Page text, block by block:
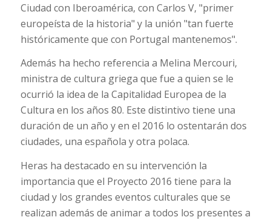
Ciudad con Iberoamérica, con Carlos V, "primer
europeísta de la historia" y la unión "tan fuerte
históricamente que con Portugal mantenemos".
Además ha hecho referencia a Melina Mercouri,
ministra de cultura griega que fue a quien se le
ocurrió la idea de la Capitalidad Europea de la
Cultura en los años 80. Este distintivo tiene una
duración de un año y en el 2016 lo ostentarán dos
ciudades, una española y otra polaca.
Heras ha destacado en su intervención la
importancia que el Proyecto 2016 tiene para la
ciudad y los grandes eventos culturales que se
realizan además de animar a todos los presentes a